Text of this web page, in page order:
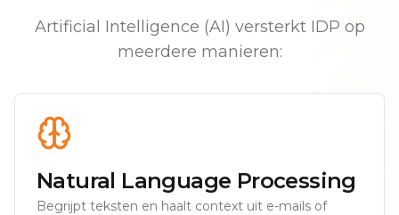
Artificial Intelligence (AI) versterkt IDP op
meerdere manieren:
Natural Language Processing
Begrijpt teksten en haalt context uit e-mails of